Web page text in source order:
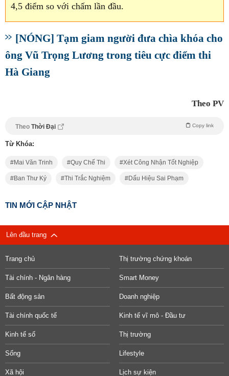
4,5 điểm so với chấm lần đầu.
[NÓNG] Tạm giam người đưa chìa khóa cho
ông Vũ Trọng Lương trong tiêu cực điểm thi
Hà Giang
Theo PV
Theo Thời Đại Copy link
Từ Khóa:
Mai Văn Trinh Quy Chế Thi Xét Công Nhận Tốt Nghiệp
Ban Thư Ký Thi Trắc Nghiệm Dấu Hiệu Sai Phạm
TIN MỚI CẬP NHẬT
Lên đầu trang
Trang chủ Thị trường chứng khoán
Tài chính - Ngân hàng Smart Money
Bất động sản Doanh nghiệp
Tài chính quốc tế Kinh tế vĩ mô - Đầu tư
Kinh tế số Thị trường
Sống Lifestyle
Xã hội Lịch sự kiện